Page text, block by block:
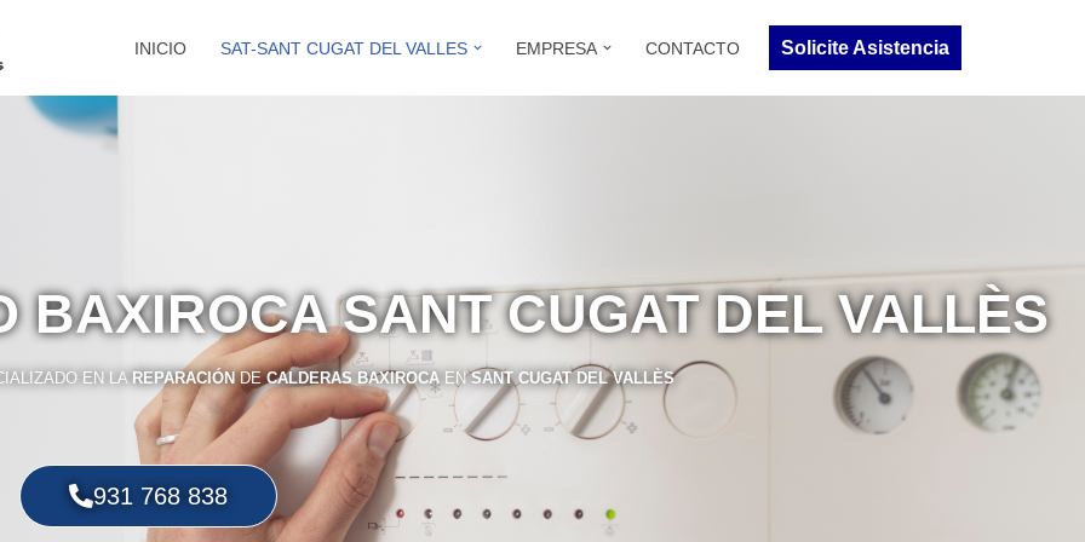
INICIO SAT-SANT CUGAT DEL VALLES EMPRESA CONTACTO Solicite Asistencia
BAXIROCA SANT CUGAT DEL VALLÈS
EN LA REPARACIÓNDECALDERAS BAXIROCA ENSANT CUGAT DEL VALLÈS
931 768 838